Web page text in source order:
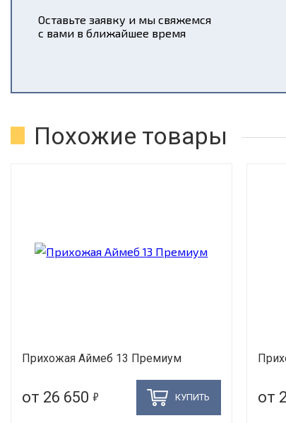
Оставьте заявку и мы свяжемся
с вами в ближайшее время
Похожие товары
Прихожая Аймеб 13 Премиум
от 26 650 5 КУПИТЬ от